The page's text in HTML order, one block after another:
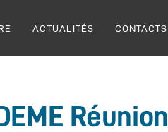
ACTUALITÉS CONTACTS
Réunion